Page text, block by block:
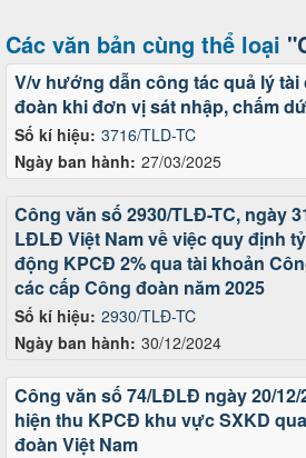
Các văn bản cùng thể loại
Số kí hiệu: 3716/TLD-TC
Ngày ban hành: 27/03/2025
V/v hướng dẫn công tác quả lý tài
đoàn khi đơn vị sát nhập, chấm
Số kí hiệu: 2930/TLĐ-TC
Ngày ban hành: 30/12/2024
Công văn số 2930/TLĐ-TC, ngày
LĐLĐ Việt Nam về việc quy định
động KPCĐ 2% qua tài khoản
các cấp Công đoàn năm 2025
Công văn số 74/LĐLĐ ngày 20/
hiện thu KPCĐ khu vực SXKD
đoàn Việt Nam